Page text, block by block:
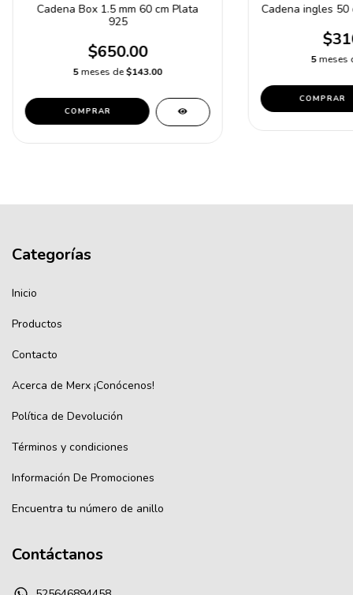
Cadena Box 1.5 mm 60 cm Plata
925
$650.00
5meses de$143.00
COMPRAR
Cadena ingles 50
5meses
COMPRAR
Categorías
Inicio
Productos
Contacto
Acerca de Merx ¡Conócenos!
Política de Devolución
Términos y condiciones
Información De Promociones
Encuentra tu número de anillo
Contáctanos